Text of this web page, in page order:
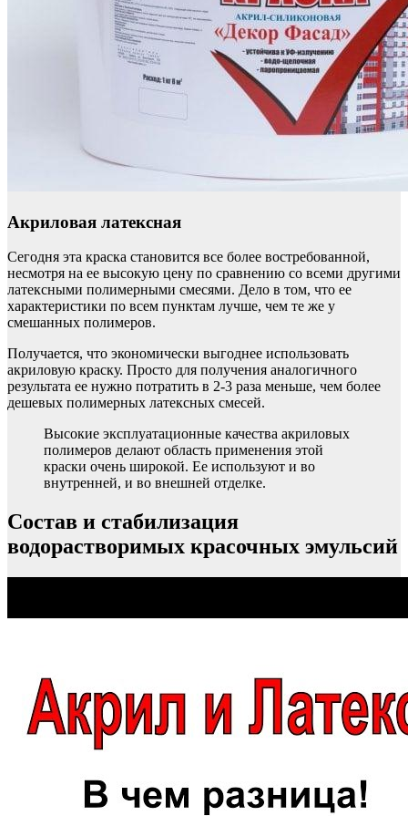
Акриловая латексная
Сегодня эта краска становится все более востребованной,
несмотря на ее высокую цену по сравнению со всеми другими
латексными полимерными смесями. Дело в том, что ее
характеристики по всем пунктам лучше, чем те же у
смешанных полимеров.
Получается, что экономически выгоднее использовать
акриловую краску. Просто для получения аналогичного
результата ее нужно потратить в 2-3 раза меньше, чем более
дешевых полимерных латексных смесей.
Высокие эксплуатационные качества акриловых
полимеров делают область применения этой
краски очень широкой. Ее используют и во
внутренней, и во внешней отделке.
Состав и стабилизация
водорастворимых красочных эмульсий